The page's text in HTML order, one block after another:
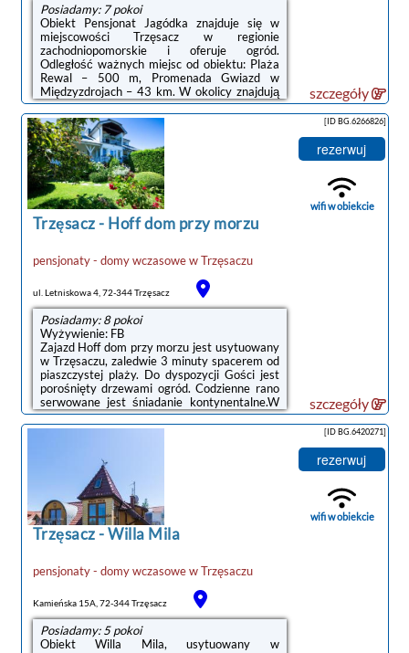
Posiadamy: 7 pokoi
Obiekt Pensjonat Jagódka znajduje się w
miejscowości Trzęsacz w regionie
zachodniopomorskie i oferuje ogród.
Odległość ważnych miejsc od obiektu: Plaża
Rewal – 500 m, Promenada Gwiazd w
Międzyzdrojach – 43 km. W okolicy znajdują
się ciekawe miejsca takie jak: Punkt
widokowy Gosań ( 40 km), Punkt widokowy
Kawcza ( 42 km), Kościół św.Piotra Apostoła
( 44 km). Obiekt jest idealnym wyborem dla
niepalących. Odległość ważnych miejsc od
obiektu: Klub golfowy Amber Baltic – 31
km.Każdy pokój w obiekcie wyposażono w
szafę i telewizor z płaskim ekranem. W
każdym pokoju ...
szczegóły
Trzęsacz- Hoff dom przy morzu
pensjonaty - domy wczasowewTrzęsaczu
ul. Letniskowa 4, 72-344 Trzęsacz
Posiadamy: 8 pokoi
Wyżywienie: FB
Zajazd Hoff dom przy morzu jest usytuowany
w Trzęsaczu, zaledwie 3 minuty spacerem od
piaszczystej plaży. Do dyspozycji Gości jest
porośnięty drzewami ogród. Codzienne rano
serwowane jest śniadanie kontynentalne.W
pokojach znajduje się część wypoczynkowa
oraz telewizor. Zapewniono w nich bezpłatne
Każda opcja zakwaterowania jest urządzona
w morskim stylu i wyposażona w zestaw do
parzenia kawy oraz herbaty. W prywatnej
łazience znajduje się prysznic.Obiekt Hoff
dom przy morzu udostępnia sprzęt do
grillowania oraz taras w ogrodzie.Na ...
[ID BG.6266826]
rezerwuj
wifi w obiekcie
szczegóły
Trzęsacz-Willa Mila
pensjonaty - domy wczasowewTrzęsaczu
Kamieńska 15A, 72-344 Trzęsacz
Posiadamy: 5 pokoi
Obiekt Willa Mila, usytuowany w
[ID BG.6420271]
rezerwuj
wifi w obiekcie